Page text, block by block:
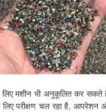
मशीन भी अनुकूलित कर सकते
लिए परीक्षण चल रहा है,